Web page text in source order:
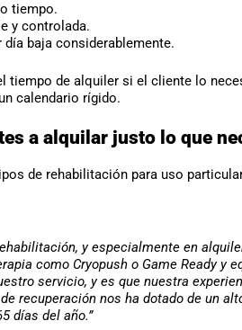
tiempo.
y controlada.
baja considerablemente.
tiempo de alquiler si el cliente lo
calendario rígido.
a alquilar justo lo que
de rehabilitación para uso
y especialmente en
como Cryopush o Game Ready y
servicio, y es que nuestra
recuperación nos ha dotado de un
días del año.”